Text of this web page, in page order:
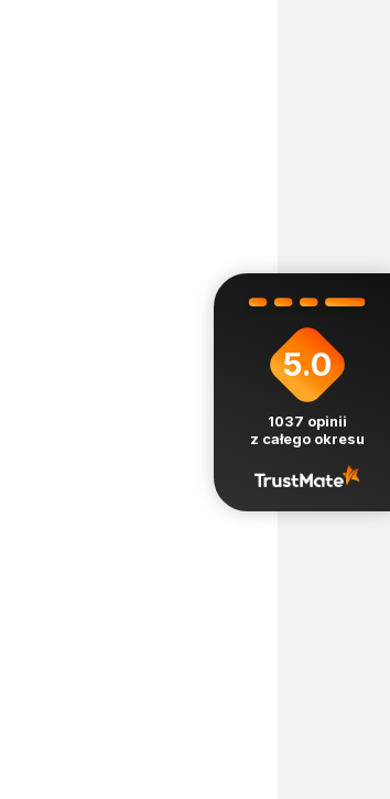
5.0
1037 opinii
z całego okresu